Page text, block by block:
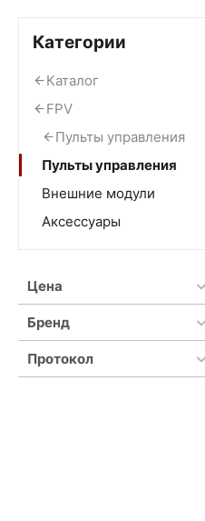
Категории
Каталог
FPV
Пульты управления
Пульты управления
Внешние модули
Аксессуары
Цена
Бренд
Протокол